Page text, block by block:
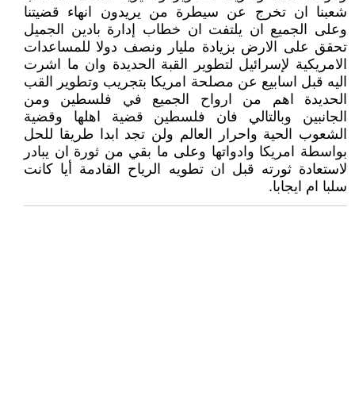
شعبنا ان تخرج عن سيطرة من يريدون انهاء قضيتنا
وعلى الجميع ان يلتفت ان خطاب إدارة بادين الجميل
تحقق على الارض بزيادة مليار ونصف دولا للمساعدات
الامريكية لإسرائيل لتطوير القبة الحديدة وان ما اشرت
اليه قبل اسابيع عن مصلحة امريكا بتجريب وتطوير القب
الحديدة اهم من ارواح الجميع في فلسطين ومن
الجانبين وبالتالي فان فلسطين قضية اهلها وقضية
الشعوب الحية واحرار العالم ولن تجد ابدا طريقا للحل
بواسطة امريكا وادواتها وعلى ما بقي من ثورة ان يبادر
لاستعادة ثورته قبل ان تطويه الرياح القادمة أيا كانت
سلبا ام ايجابا.